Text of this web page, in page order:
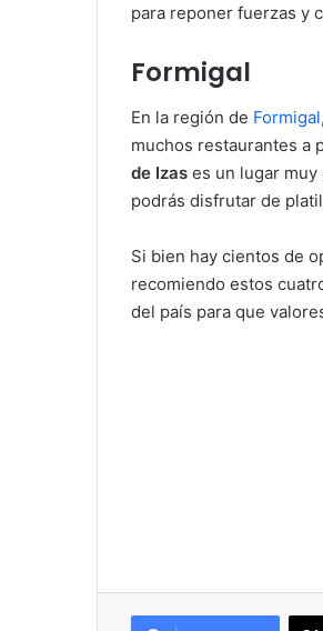
para reponer fuerzas y
Formigal
En la región de Formigal
muchos restaurantes a
de Izas es un lugar muy
podrás disfrutar de
Si bien hay cientos de
recomiendo estos
del país para que